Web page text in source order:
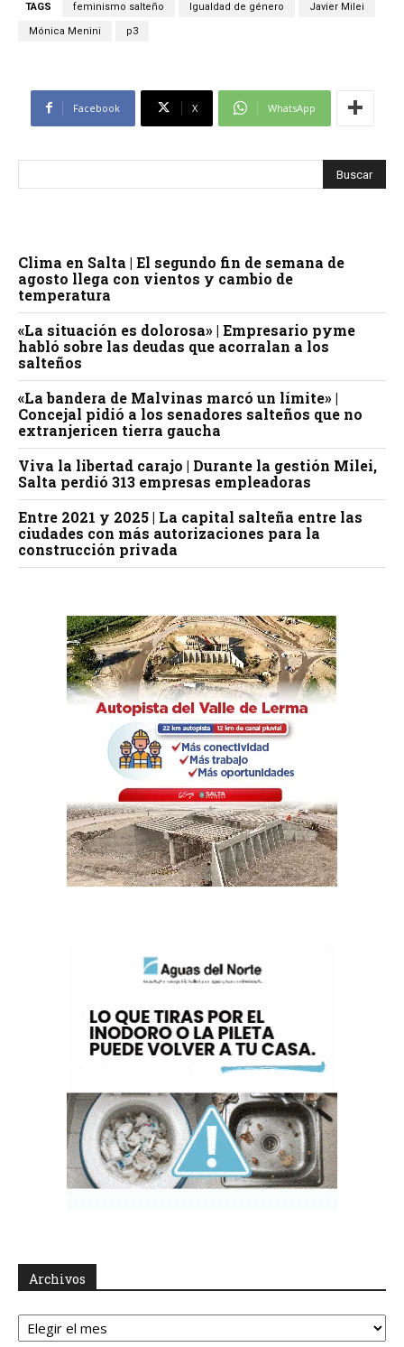
TAGS feminismo salteño Igualdad de género Javier Milei
Mónica Menini p3
Facebook X WhatsApp
Clima en Salta | El segundo fin de semana de
agosto llega con vientos y cambio de
temperatura
«La situación es dolorosa» | Empresario pyme
habló sobre las deudas que acorralan a los
salteños
«La bandera de Malvinas marcó un límite» |
Concejal pidió a los senadores salteños que no
extranjericen tierra gaucha
Viva la libertad carajo | Durante la gestión Milei,
Salta perdió 313 empresas empleadoras
Entre 2021 y 2025 | La capital salteña entre las
ciudades con más autorizaciones para la
construcción privada
Archivos
Archivos